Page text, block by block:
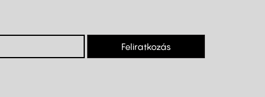
Feliratkozás